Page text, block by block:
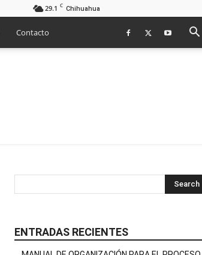
29.1 C Chihuahua
Contacto
ENTRADAS RECIENTES